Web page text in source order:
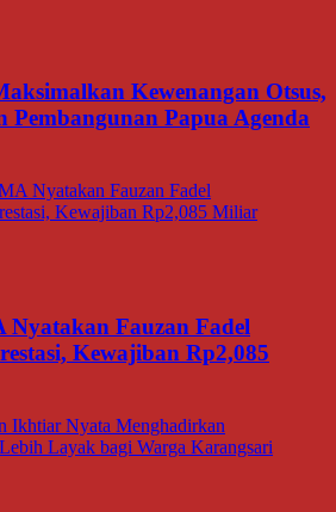
Kewenangan Otsus,
Pembangunan Papua Agenda
Nyatakan Fauzan Fadel
Kewajiban Rp2,085